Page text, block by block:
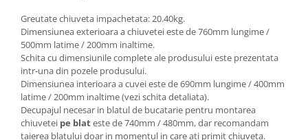
Greutate chiuveta impachetata: 20.40kg.
Dimensiunea exterioara a chiuvetei este de 760mm lungime /
500mm latime / 200mm inaltime.
Schita cu dimensiunile complete ale produsului este prezentata
intr-una din pozele produsului.
Dimensiunea interioara a cuvei este de 690mm lungime / 400mm
latime / 200mm inaltime (vezi schita detaliata).
Decupajul necesar in blatul de bucatarie pentru montarea
chiuvetei pe blateste de 740mm / 480mm, dar recomandam
taierea blatului doar in momentul in care ati primit chiuveta.